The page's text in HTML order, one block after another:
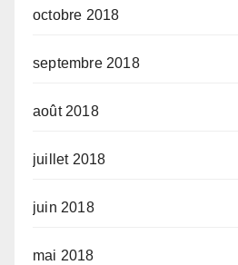
octobre 2018
septembre 2018
août 2018
juillet 2018
juin 2018
mai 2018